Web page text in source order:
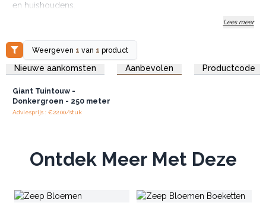
en huishoudens.
Lees meer
Weergeven 1 van 1 product
Nieuwe aankomsten Aanbevolen Productcode
Log in of registreer u voor
groothandelsprijzen.
Giant Tuintouw -
Donkergroen - 250 meter
Adviesprijs : €22.00/stuk
Ontdek Meer Met Deze